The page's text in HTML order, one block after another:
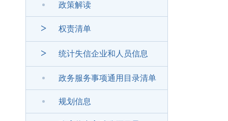
政策解读
> 权责清单
> 统计失信企业和人员信息
政务服务事项通用目录清单
规划信息